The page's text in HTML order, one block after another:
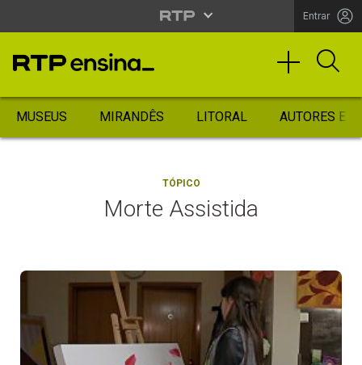
Entrar
MUSEUS MIRANDÊS LITORAL AUTORES
TÓPICO
Morte Assistida